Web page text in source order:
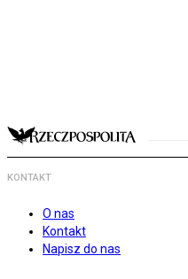
KONTAKT
O nas
Kontakt
Napisz do nas